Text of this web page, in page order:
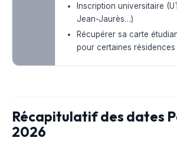
Inscription universitaire
Jean-Jaurès…)
Récupérer sa carte
pour certaines résidences
Récapitulatif des dates
2026